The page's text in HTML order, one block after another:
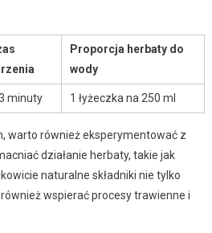
Proporcja herbaty do
wody
minuty 1 łyżeczka na 250 ml
warto również eksperymentować z
działanie herbaty, takie jak
naturalne składniki nie tylko
wspierać procesy trawienne i